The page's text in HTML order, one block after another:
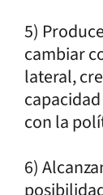
5)
cambiar
lateral,
con la
6)